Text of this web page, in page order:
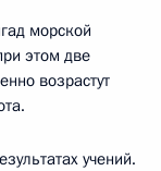
морской
этом две
возрастут
учений.